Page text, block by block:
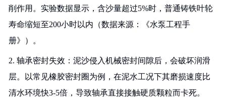
削作用。实验数据显示，含沙量超过5%时，普通铸铁叶轮
寿命缩短至200小时以内（数据来源：《水泵工程手
册》）。
2. 轴承密封失效：泥沙侵入机械密封间隙后，会破坏润滑
层。以常见橡胶密封圈为例，在泥水工况下其磨损速度比
清水环境快3-5倍，导致轴承直接接触硬质颗粒而卡死。